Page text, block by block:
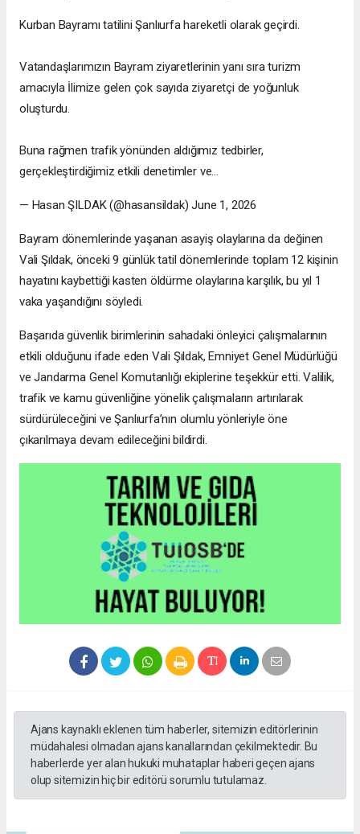
Kurban Bayramı tatilini Şanlıurfa hareketli olarak geçirdi.
Vatandaşlarımızın Bayram ziyaretlerinin yanı sıra turizm
amacıyla İlimize gelen çok sayıda ziyaretçi de yoğunluk
oluşturdu.
Buna rağmen trafik yönünden aldığımız tedbirler,
gerçekleştirdiğimiz etkili denetimler ve…
— Hasan ŞILDAK (@hasansildak) June 1, 2026
Bayram dönemlerinde yaşanan asayiş olaylarına da değinen
Vali Şıldak, önceki 9 günlük tatil dönemlerinde toplam 12 kişinin
hayatını kaybettiği kasten öldürme olaylarına karşılık, bu yıl 1
vaka yaşandığını söyledi.
Başarıda güvenlik birimlerinin sahadaki önleyici çalışmalarının
etkili olduğunu ifade eden Vali Şıldak, Emniyet Genel Müdürlüğü
ve Jandarma Genel Komutanlığı ekiplerine teşekkür etti. Valilik,
trafik ve kamu güvenliğine yönelik çalışmaların artırılarak
sürdürüleceğini ve Şanlıurfa’nın olumlu yönleriyle öne
çıkarılmaya devam edileceğini bildirdi.
Ajans kaynaklı eklenen tüm haberler, sitemizin editörlerinin
müdahalesi olmadan ajans kanallarından çekilmektedir. Bu
haberlerde yer alan hukuki muhataplar haberi geçen ajans
olup sitemizin hiç bir editörü sorumlu tutulamaz.